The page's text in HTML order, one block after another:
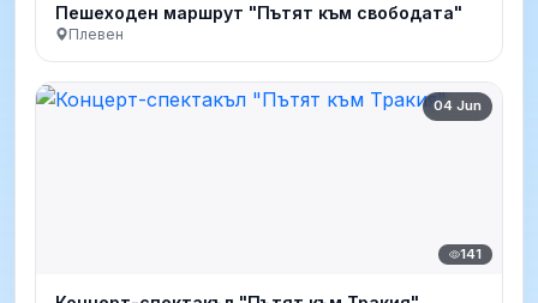
Пешеходен маршрут "Пътят към свободата"
Плевен
04 Jun
141